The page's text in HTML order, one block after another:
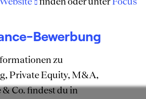
Bewerbung
zu
Private Equity, M&A,
Co. findest du in